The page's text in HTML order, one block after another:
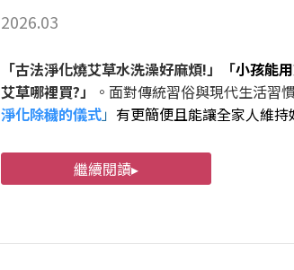
2026.03
「古法淨化燒艾草水洗澡好麻煩!」「小孩能
艾草哪裡買?」
。面對傳統習俗與現代生活習
淨化除穢的儀式」 有更簡便且能讓全家人維
繼續閱讀▸